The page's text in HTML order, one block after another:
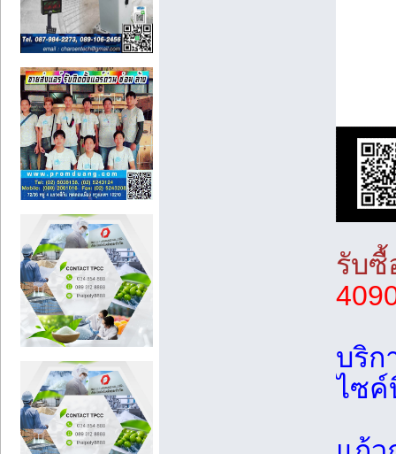
รับซื้
บริก
ไซค์